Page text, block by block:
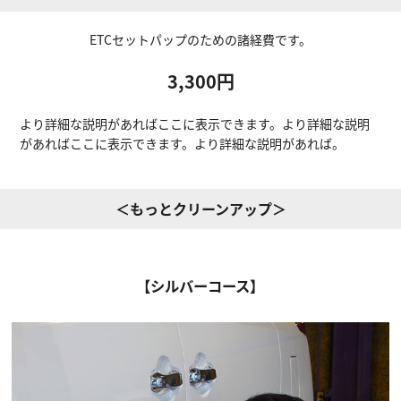
ETCセットパップのための諸経費です。
3,300円
より詳細な説明があればここに表示できます。より詳細な説明
があればここに表示できます。より詳細な説明があれば。
＜もっとクリーンアップ＞
【シルバーコース】